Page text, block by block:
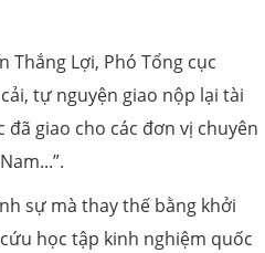
Thắng Lợi, Phó Tổng cục
tự nguyện giao nộp lại tài
giao cho các đơn vị chuyên
sự mà thay thế bằng khởi
học tập kinh nghiệm quốc